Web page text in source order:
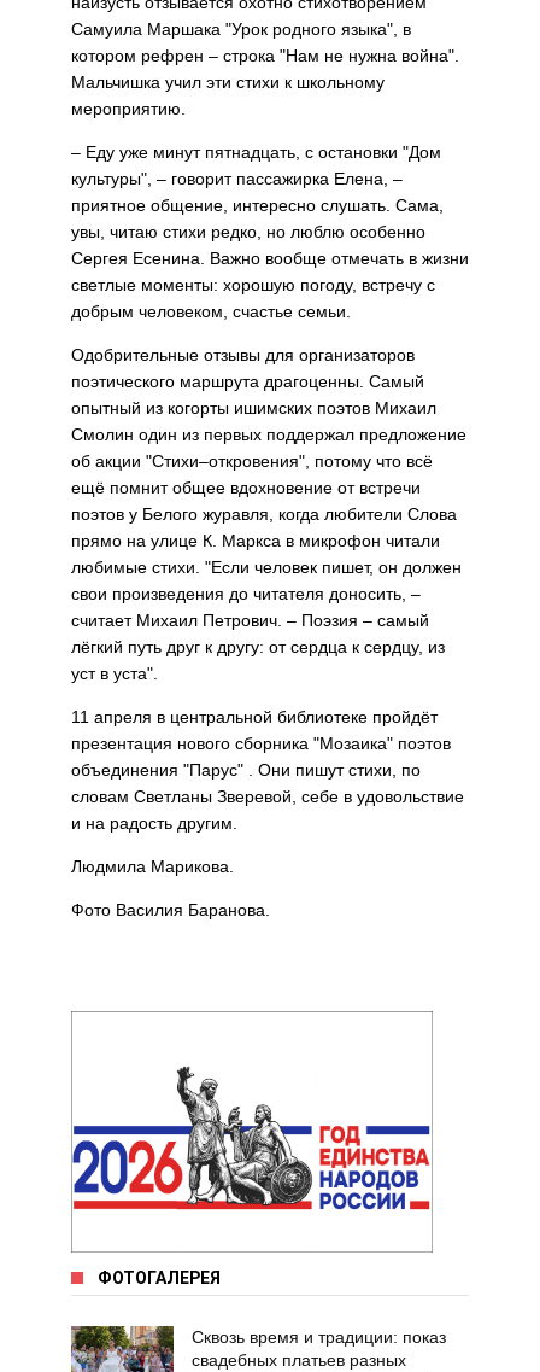
Самуила Маршака "Урок родного языка", в
котором рефрен – строка "Нам не нужна война".
Мальчишка учил эти стихи к школьному
мероприятию.
– Еду уже минут пятнадцать, с остановки "Дом
культуры", – говорит пассажирка Елена, –
приятное общение, интересно слушать. Сама,
увы, читаю стихи редко, но люблю особенно
Сергея Есенина. Важно вообще отмечать в жизни
светлые моменты: хорошую погоду, встречу с
добрым человеком, счастье семьи.
Одобрительные отзывы для организаторов
поэтического маршрута драгоценны. Самый
опытный из когорты ишимских поэтов Михаил
Смолин один из первых поддержал предложение
об акции "Стихи–откровения", потому что всё
ещё помнит общее вдохновение от встречи
поэтов у Белого журавля, когда любители Слова
прямо на улице К. Маркса в микрофон читали
любимые стихи. "Если человек пишет, он должен
свои произведения до читателя доносить, –
считает Михаил Петрович. – Поэзия – самый
лёгкий путь друг к другу: от сердца к сердцу, из
уст в уста".
11 апреля в центральной библиотеке пройдёт
презентация нового сборника "Мозаика" поэтов
объединения "Парус" . Они пишут стихи, по
словам Светланы Зверевой, себе в удовольствие
и на радость другим.
Людмила Марикова.
Фото Василия Баранова.
ФОТОГАЛЕРЕЯ
Сквозь время и традиции: показ
свадебных платьев разных